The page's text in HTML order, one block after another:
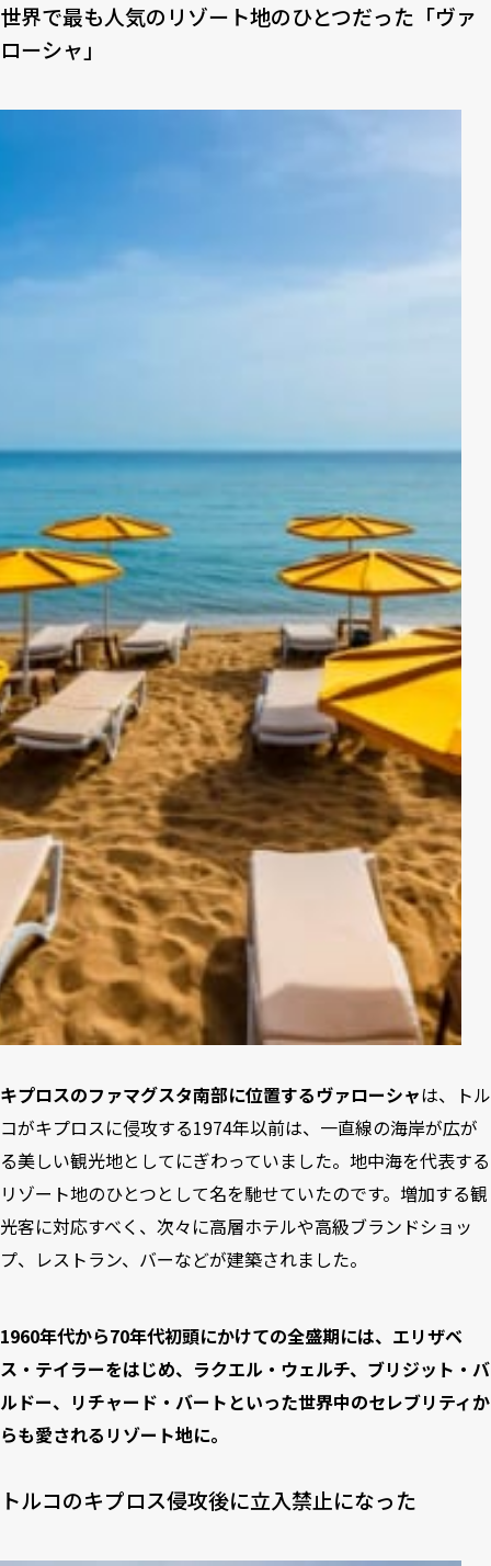
世界で最も人気のリゾート地のひとつだった「ヴァ
ローシャ」
キプロスのファマグスタ南部に位置するヴァローシャは、トル
コがキプロスに侵攻する1974年以前は、一直線の海岸が広が
る美しい観光地としてにぎわっていました。地中海を代表する
リゾート地のひとつとして名を馳せていたのです。増加する観
光客に対応すべく、次々に高層ホテルや高級ブランドショッ
プ、レストラン、バーなどが建築されました。
1960年代から70年代初頭にかけての全盛期には、エリザベ
ス・テイラーをはじめ、ラクエル・ウェルチ、ブリジット・バ
ルドー、リチャード・バートといった世界中のセレブリティか
らも愛されるリゾート地に。
トルコのキプロス侵攻後に立入禁止になった